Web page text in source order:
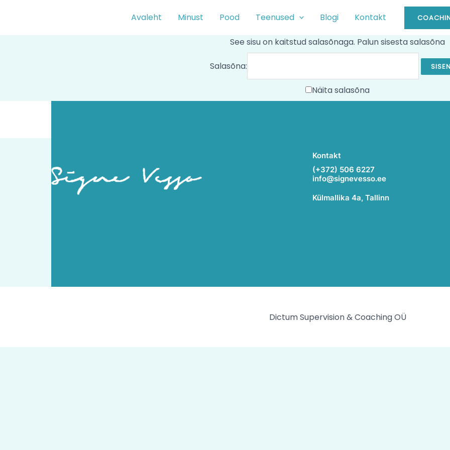
Avaleht Minust Pood Teenused Blogi Kontakt
See sisu on kaitstud salasõnaga. Palun sisesta salasõna
Salasõna:
Näita salasõna
Kontakt
(+372) 506 6227
info@signevesso.ee
Külmallika 4a, Tallinn
Dictum Supervision & Coaching OÜ